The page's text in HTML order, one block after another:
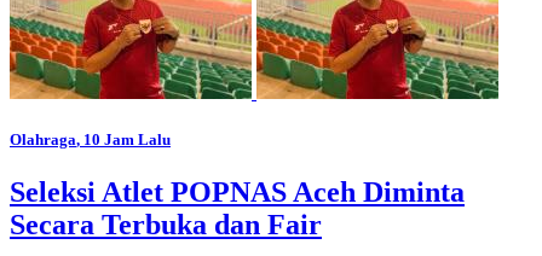
Olahraga, 10 Jam Lalu
Seleksi Atlet POPNAS Aceh Diminta
Secara Terbuka dan Fair